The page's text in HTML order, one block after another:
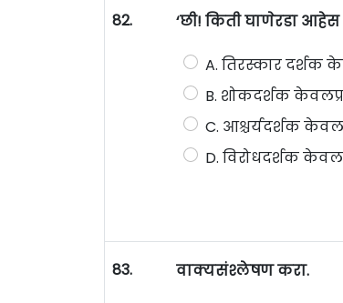
82. ‘छी! किती घाणेरडा
A. तिरस्कार दर्शक
B. शोकदर्शक
C. आश्चर्यदर्शक
D. विरोधदर्शक
83. वाक्यसंश्लेषण करा.